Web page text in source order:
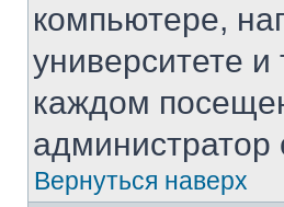
компьютере,
университете и
каждом
администратор
Вернуться наверх